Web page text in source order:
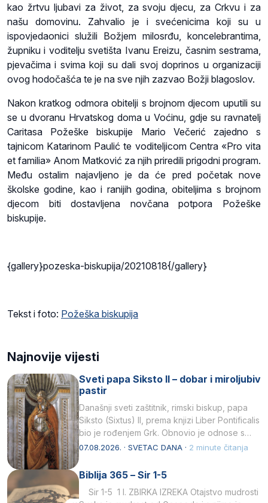
kao žrtvu ljubavi za život, za svoju djecu, za Crkvu i za
našu domovinu. Zahvalio je i svećenicima koji su u
ispovjedaonici služili Božjem milosrđu, koncelebrantima,
župniku i voditelju svetišta Ivanu Ereizu, časnim sestrama,
pjevačima i svima koji su dali svoj doprinos u organizaciji
ovog hodočašća te je na sve njih zazvao Božji blagoslov.
Nakon kratkog odmora obitelji s brojnom djecom uputili su
se u dvoranu Hrvatskog doma u Voćinu, gdje su ravnatelj
Caritasa Požeške biskupije Mario Večerić zajedno s
tajnicom Katarinom Paulić te voditeljicom Centra «Pro vita
et familia» Anom Matković za njih priredili prigodni program.
Među ostalim najavljeno je da će pred početak nove
školske godine, kao i ranijih godina, obiteljima s brojnom
djecom biti dostavljena novčana potpora Požeške
biskupije.
{gallery}pozeska-biskupija/20210818{/gallery}
Tekst i foto: Požeška biskupija
Najnovije vijesti
Sveti papa Siksto II – dobar i miroljubiv
pastir
Današnji sveti zaštitnik, rimski biskup, papa
Siksto (Sixtus) II, prema knjizi Liber Pontificalis
bio je rođenjem Grk. Obnovio je odnose s
afričkim…
07.08.2026. · SVETAC DANA · 2 minute čitanja
Biblija 365 – Sir 1-5
Sir 1-5 1 I. ZBIRKA IZREKA Otajstvo mudrosti